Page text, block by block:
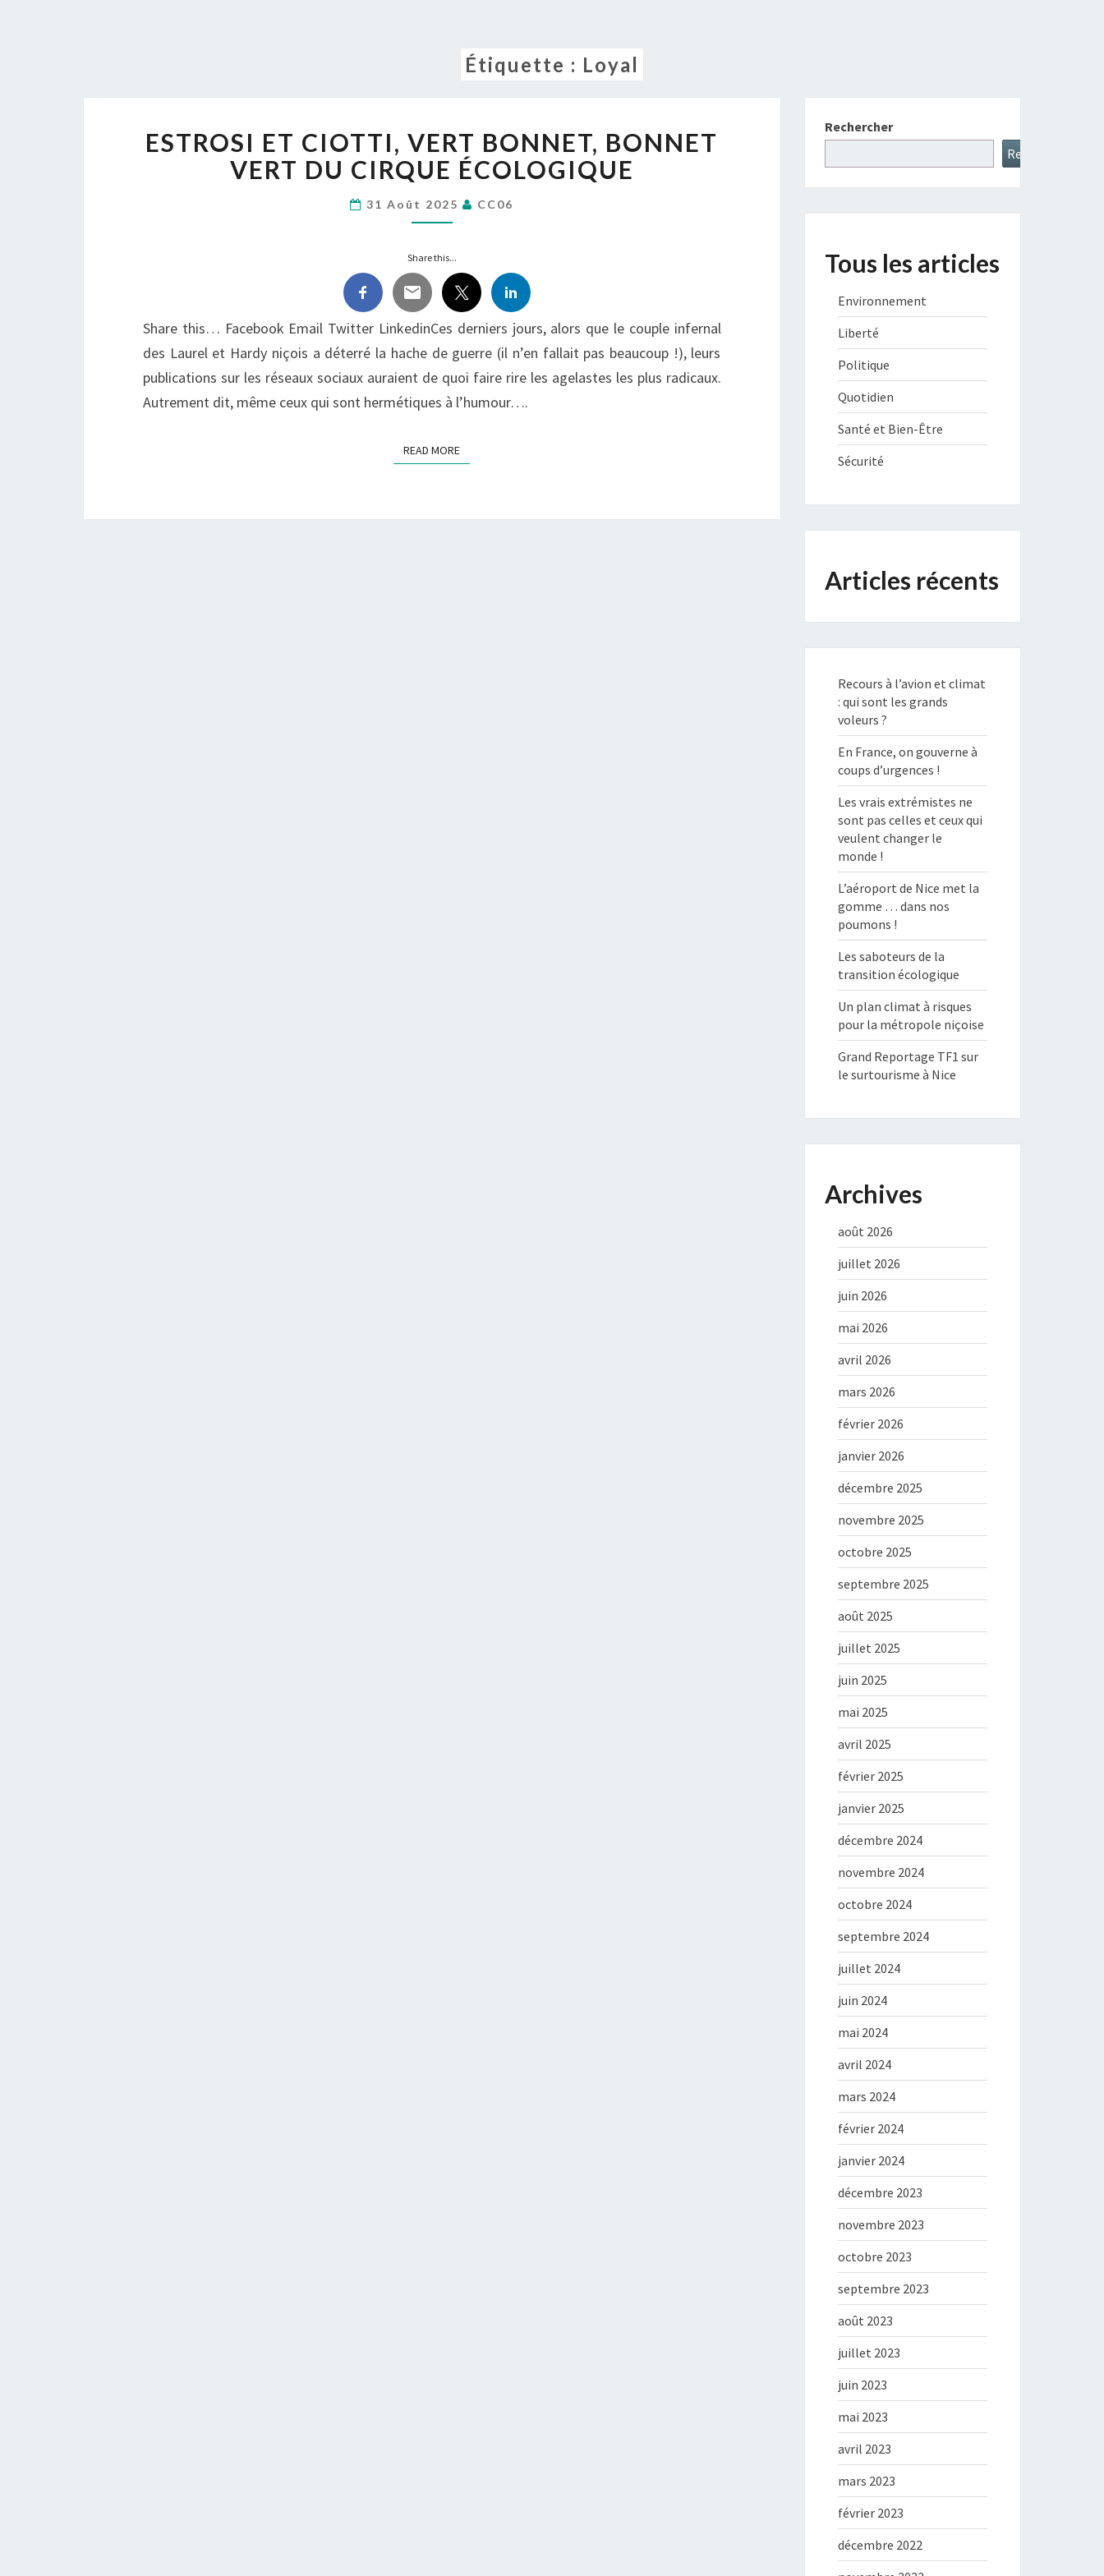
Étiquette : Loyal
ET
CIOTTI,
VERT
BONNET,
BONNET
DU
CIRQUE
ÉCOLOGIQUE
ESTROSI ET CIOTTI, VERT BONNET, BONNET
VERT DU CIRQUE ÉCOLOGIQUE
31 Août 2025 CC06
Share this...
Share this… Facebook Email Twitter LinkedinCes derniers jours, alors que le couple infernal
des Laurel et Hardy niçois a déterré la hache de guerre (il n’en fallait pas beaucoup !), leurs
publications sur les réseaux sociaux auraient de quoi faire rire les agelastes les plus radicaux.
Autrement dit, même ceux qui sont hermétiques à l’humour….
READ MOREREAD MORE
Rechercher
Rechercher
Tous les articles
Environnement
Liberté
Politique
Quotidien
Santé et Bien-Être
Sécurité
Articles récents
Recours à l’avion et climat
: qui sont les grands
voleurs ?
En France, on gouverne à
coups d’urgences !
Les vrais extrémistes ne
sont pas celles et ceux qui
veulent changer le
monde !
L’aéroport de Nice met la
gomme … dans nos
poumons !
Les saboteurs de la
transition écologique
Un plan climat à risques
pour la métropole niçoise
Grand Reportage TF1 sur
le surtourisme à Nice
Archives
août 2026
juillet 2026
juin 2026
mai 2026
avril 2026
mars 2026
février 2026
janvier 2026
décembre 2025
novembre 2025
octobre 2025
septembre 2025
août 2025
juillet 2025
juin 2025
mai 2025
avril 2025
février 2025
janvier 2025
décembre 2024
novembre 2024
octobre 2024
septembre 2024
juillet 2024
juin 2024
mai 2024
avril 2024
mars 2024
février 2024
janvier 2024
décembre 2023
novembre 2023
octobre 2023
septembre 2023
août 2023
juillet 2023
juin 2023
mai 2023
avril 2023
mars 2023
février 2023
décembre 2022